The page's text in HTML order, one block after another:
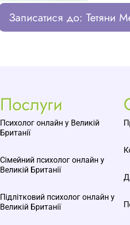
Записатися до: Тетяни
Послуги
Психолог онлайн у Великій
Британії
Сімейний психолог онлайн у
Великій Британії
Підлітковий психолог онлайн у
Великій Британії